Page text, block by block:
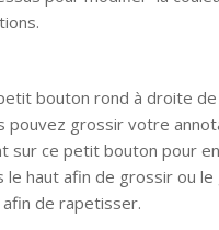
petit bouton rond à droite
pouvez grossir votre
sur ce petit bouton pour
le haut afin de grossir ou le
de rapetisser.